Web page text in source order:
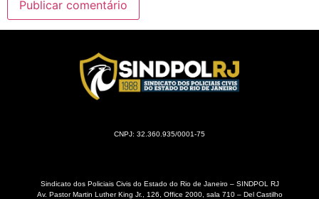
CNPJ: 32.360.935/0001-75
Sindicato dos Policiais Civis do Estado do Rio de Janeiro – SINDPOL RJ
Av. Pastor Martin Luther King Jr., 126, Office 2000, sala 710 – Del Castilho